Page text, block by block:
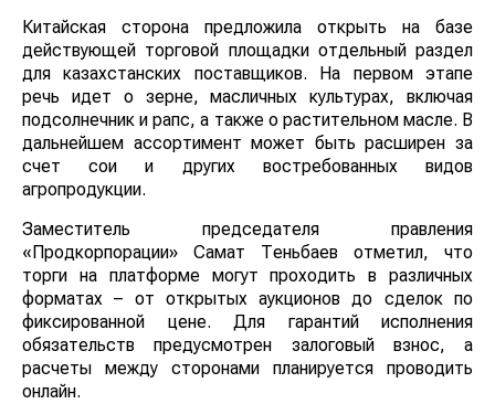
Китайская сторона предложила открыть на базе
действующей торговой площадки отдельный раздел
для казахстанских поставщиков. На первом этапе
речь идет о зерне, масличных культурах, включая
подсолнечник и рапс, а также о растительном масле. В
дальнейшем ассортимент может быть расширен за
счет сои и других востребованных видов
агропродукции.
Заместитель председателя правления
«Продкорпорации» Самат Теньбаев отметил, что
торги на платформе могут проходить в различных
форматах – от открытых аукционов до сделок по
фиксированной цене. Для гарантий исполнения
обязательств предусмотрен залоговый взнос, а
расчеты между сторонами планируется проводить
онлайн.